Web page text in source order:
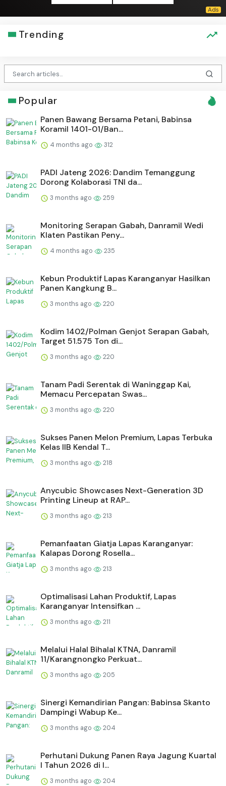
Trending
Popular
Panen Bawang Bersama Petani, Babinsa
Koramil 1401-01/Ban...
4 months ago 312
PADI Jateng 2026: Dandim Temanggung
Dorong Kolaborasi TNI da...
3 months ago 259
Monitoring Serapan Gabah, Danramil Wedi
Klaten Pastikan Peny...
4 months ago 235
⁠Kebun Produktif Lapas Karanganyar Hasilkan
Panen Kangkung B...
3 months ago 220
Kodim 1402/Polman Genjot Serapan Gabah,
Target 51.575 Ton di...
3 months ago 220
Tanam Padi Serentak di Waninggap Kai,
Memacu Percepatan Swas...
3 months ago 220
Sukses Panen Melon Premium, Lapas Terbuka
Kelas IIB Kendal T...
3 months ago 218
Anycubic Showcases Next-Generation 3D
Printing Lineup at RAP...
3 months ago 213
Pemanfaatan Giatja Lapas Karanganyar:
Kalapas Dorong Rosella...
3 months ago 213
Optimalisasi Lahan Produktif, Lapas
Karanganyar Intensifkan ...
3 months ago 211
Melalui Halal Bihalal KTNA, Danramil
11/Karangnongko Perkuat...
3 months ago 205
Sinergi Kemandirian Pangan: Babinsa Skanto
Dampingi Wabup Ke...
3 months ago 204
Perhutani Dukung Panen Raya Jagung Kuartal
I Tahun 2026 di I...
3 months ago 204